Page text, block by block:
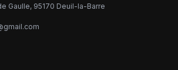
Gaulle, 95170 Deuil-la-Barre